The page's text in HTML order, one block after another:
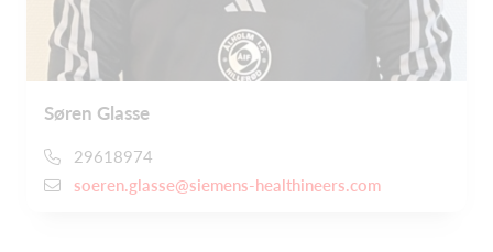
Søren Glasse
29618974
soeren.glasse@siemens-healthineers.com